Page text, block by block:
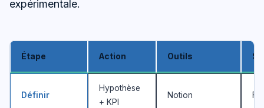
expérimentale.
Étape Action Outils
Définir
Hypothèse
+ KPI
Notion